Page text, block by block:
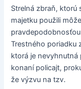
Strelná zbraň, ktorú
majetku použili
Trestného poriadku
ktorá je
konaní policajt,
že výzvu na tzv.